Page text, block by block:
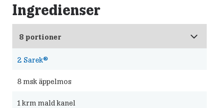
Ingredienser
2 Sarek®
8 msk äppelmos
1krm mald kanel